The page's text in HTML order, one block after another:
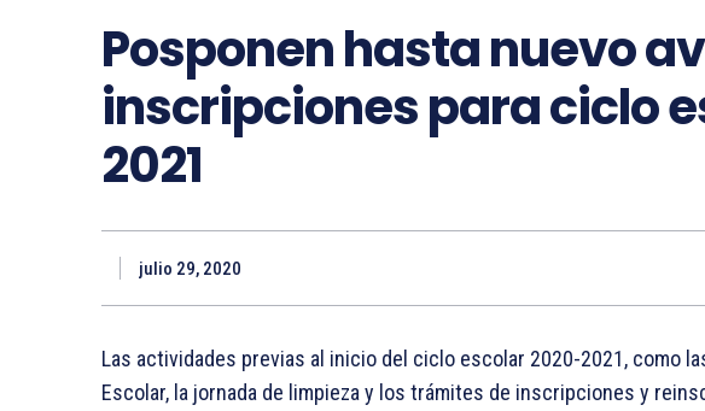
Posponen hasta nuevo
inscripciones para ciclo
2021
julio 29, 2020
Las actividades previas al inicio del ciclo escolar 2020-2021, como
Escolar, la jornada de limpieza y los trámites de inscripciones y